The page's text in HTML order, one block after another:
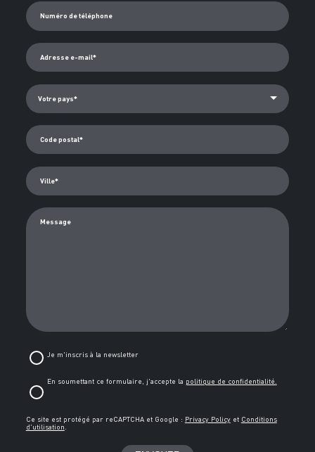
Numéro de téléphone
Adresse e-mail*
Code postal*
Ville*
Message
Je m'inscris à la newsletter
En soumettant ce formulaire, j'accepte la politique de confidentialité.
Ce site est protégé par reCAPTCHA et Google : Privacy Policyet Conditions
d'utilisation